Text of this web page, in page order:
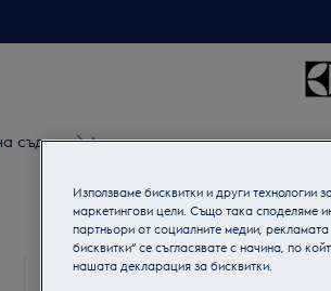
съдове Аксесоари
Използваме бисквитки и други технологии
маркетингови цели. Също така споделяме
партньори от социалните медии,
бисквитки“ се съгласявате с начина, по
нашата декларация за бисквитки.